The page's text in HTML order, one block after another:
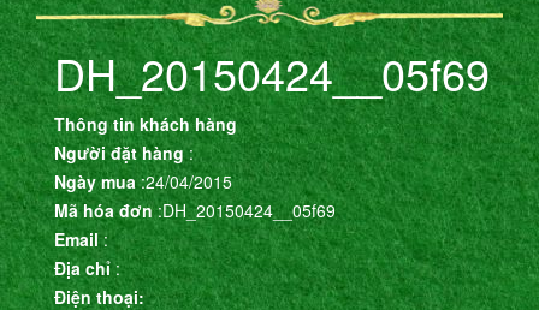
DH_20150424__05f69
Thông tin khách hàng
Người đặt hàng:
Ngày mua:24/04/2015
Mã hóa đơn:DH_20150424__05f69
Email:
Địa chỉ:
Điện thoại: